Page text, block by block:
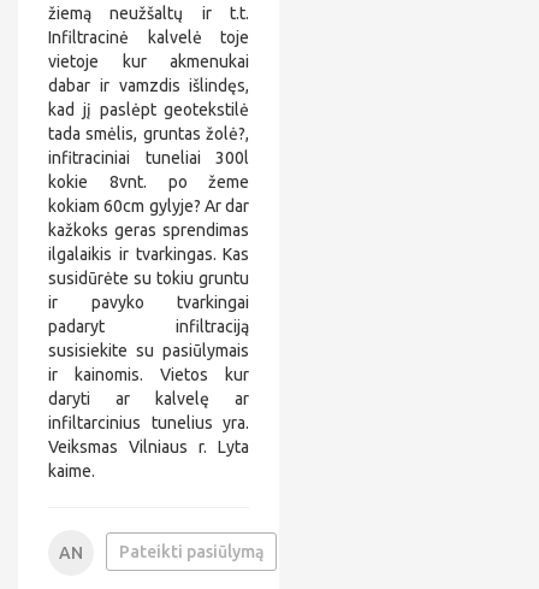
c
o
žiemą neužšaltų ir t.t.
Infiltracinė kalvelė toje
vietoje kur akmenukai
dabar ir vamzdis išlindęs,
kad jį paslėpt geotekstilė
tada smėlis, gruntas žolė?,
infitraciniai tuneliai 300l
kokie 8vnt. po žeme
kokiam 60cm gylyje? Ar dar
kažkoks geras sprendimas
ilgalaikis ir tvarkingas. Kas
susidūrėte su tokiu gruntu
ir pavyko tvarkingai
padaryt infiltraciją
susisiekite su pasiūlymais
ir kainomis. Vietos kur
daryti ar kalvelę ar
infiltarcinius tunelius yra.
Veiksmas Vilniaus r. Lyta
kaime.
AN Pateikti pasiūlymą